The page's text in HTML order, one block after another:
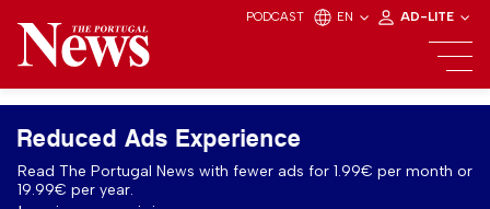
PODCAST EN AD-LITE
Reduced Ads Experience
Read The Portugal News with fewer ads for 1.99€ per month or
19.99€ per year.